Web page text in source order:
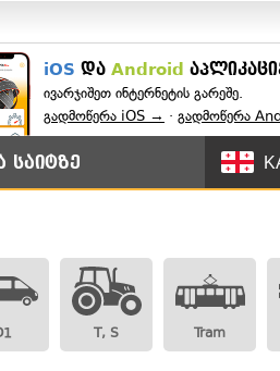
iOS და Android
ივარჯიშეთ ინტერნეტის გარეშე.
გადმოწერა iOS → · გადმოწერა
საიტზე
T, S Tram